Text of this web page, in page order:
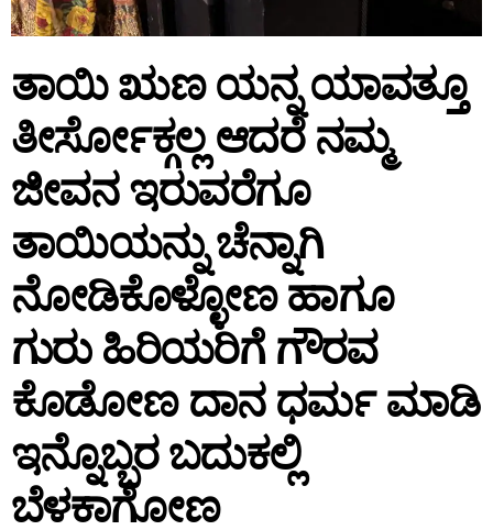
ತಾಯಿ ಋಣ ಯನ್ನ ಯಾವತ್ತೂ
ತೀರ್ಸೋಕ್ಗಲ್ಲ ಆದರೆ ನಮ್ಮ
ಜೀವನ ಇರುವರೆಗೂ
ತಾಯಿಯನ್ನು ಚೆನ್ನಾಗಿ
ನೋಡಿಕೊಳ್ಳೋಣ ಹಾಗೂ
ಗುರು ಹಿರಿಯರಿಗೆ ಗೌರವ
ಕೊಡೋಣ ದಾನ ಧರ್ಮ ಮಾಡಿ
ಇನ್ನೊಬ್ಬರ ಬದುಕಲ್ಲಿ
ಬೆಳಕಾಗೋಣ